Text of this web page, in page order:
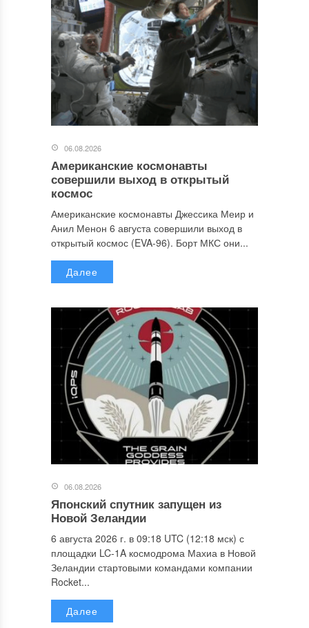
06.08.2026
Американские космонавты
совершили выход в открытый
космос
Американские космонавты Джессика Меир и
Анил Менон 6 августа совершили выход в
открытый космос (EVA-96). Борт МКС они...
Далее
06.08.2026
Японский спутник запущен из
Новой Зеландии
6 августа 2026 г. в 09:18 UTC (12:18 мск) с
площадки LC-1A космодрома Махиа в Новой
Зеландии стартовыми командами компании
Rocket...
Далее